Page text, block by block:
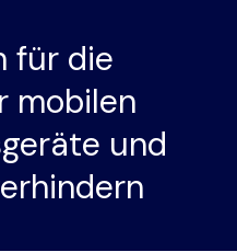
für die
mobilen
und